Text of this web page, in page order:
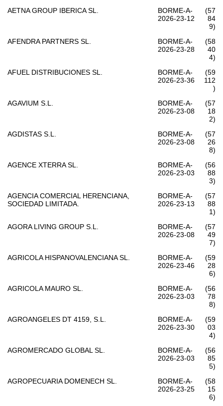
AETNA GROUP IBERICA SL.
BORME-A-
2026-23-12
(57
84
9)
AFENDRA PARTNERS SL.
BORME-A-
2026-23-28
(58
40
4)
AFUEL DISTRIBUCIONES SL.
BORME-A-
2026-23-36
(59
112
)
AGAVIUM S.L.
BORME-A-
2026-23-08
(57
18
2)
AGDISTAS S.L.
BORME-A-
2026-23-08
(57
26
8)
AGENCE XTERRA SL.
BORME-A-
2026-23-03
(56
88
3)
AGENCIA COMERCIAL HERENCIANA,
SOCIEDAD LIMITADA.
BORME-A-
2026-23-13
(57
88
1)
AGORA LIVING GROUP S.L.
BORME-A-
2026-23-08
(57
49
7)
AGRICOLA HISPANOVALENCIANA SL.
BORME-A-
2026-23-46
(59
28
6)
AGRICOLA MAURO SL.
BORME-A-
2026-23-03
(56
78
8)
AGROANGELES DT 4159, S.L.
BORME-A-
2026-23-30
(59
03
4)
AGROMERCADO GLOBAL SL.
BORME-A-
2026-23-03
(56
85
5)
AGROPECUARIA DOMENECH SL.
BORME-A-
2026-23-25
(58
15
6)